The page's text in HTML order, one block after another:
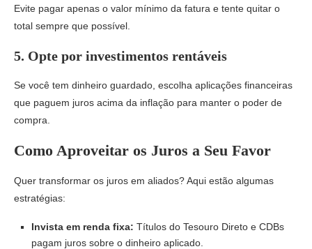
Evite pagar apenas o valor mínimo da fatura e tente quitar o
total sempre que possível.
5. Opte por investimentos rentáveis
Se você tem dinheiro guardado, escolha aplicações financeiras
que paguem juros acima da inflação para manter o poder de
compra.
Como Aproveitar os Juros a Seu Favor
Quer transformar os juros em aliados? Aqui estão algumas
estratégias:
Invista em renda fixa: Títulos do Tesouro Direto e CDBs
pagam juros sobre o dinheiro aplicado.